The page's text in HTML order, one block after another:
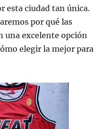
esta ciudad tan única.
por qué las
una excelente opción
elegir la mejor para